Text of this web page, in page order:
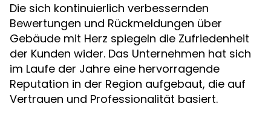
Die sich kontinuierlich verbessernden
Bewertungen und Rückmeldungen über
Gebäude mit Herz spiegeln die Zufriedenheit
der Kunden wider. Das Unternehmen hat sich
im Laufe der Jahre eine hervorragende
Reputation in der Region aufgebaut, die auf
Vertrauen und Professionalität basiert.